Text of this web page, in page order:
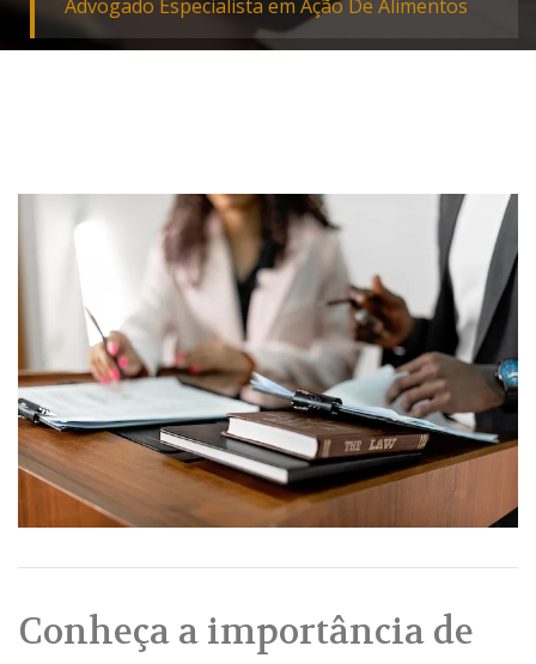
Advogado Especialista em Ação De Alimentos
Conheça a importância de